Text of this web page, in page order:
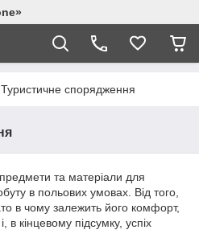
Туристичне спорядження
та матеріали для
в польових умовах. Від того,
в чому залежить його комфорт,
в кінцевому підсумку, успіх